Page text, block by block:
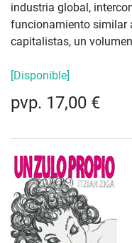
industria global,
funcionamiento similar
capitalistas, un
[Disponible]
pvp. 17,00 €